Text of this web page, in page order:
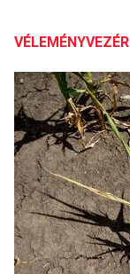
VÉLEMÉNYVEZÉR